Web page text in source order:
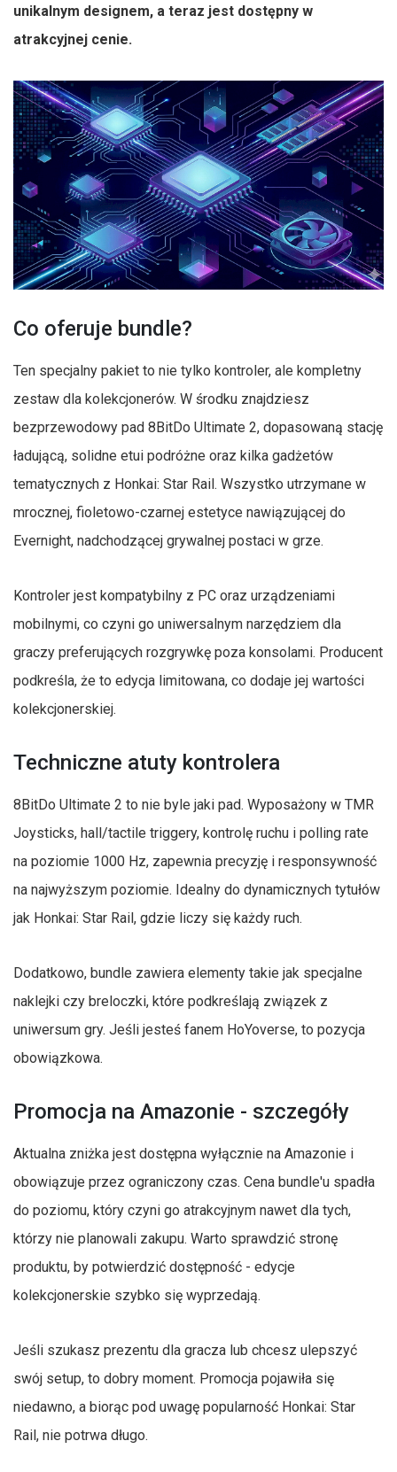
unikalnym designem, a teraz jest dostępny w
atrakcyjnej cenie.
Co oferuje bundle?
Ten specjalny pakiet to nie tylko kontroler, ale kompletny
zestaw dla kolekcjonerów. W środku znajdziesz
bezprzewodowy pad 8BitDo Ultimate 2, dopasowaną stację
ładującą, solidne etui podróżne oraz kilka gadżetów
tematycznych z Honkai: Star Rail. Wszystko utrzymane w
mrocznej, fioletowo-czarnej estetyce nawiązującej do
Evernight, nadchodzącej grywalnej postaci w grze.
Kontroler jest kompatybilny z PC oraz urządzeniami
mobilnymi, co czyni go uniwersalnym narzędziem dla
graczy preferujących rozgrywkę poza konsolami. Producent
podkreśla, że to edycja limitowana, co dodaje jej wartości
kolekcjonerskiej.
Techniczne atuty kontrolera
8BitDo Ultimate 2 to nie byle jaki pad. Wyposażony w TMR
Joysticks, hall/tactile triggery, kontrolę ruchu i polling rate
na poziomie 1000 Hz, zapewnia precyzję i responsywność
na najwyższym poziomie. Idealny do dynamicznych tytułów
jak Honkai: Star Rail, gdzie liczy się każdy ruch.
Dodatkowo, bundle zawiera elementy takie jak specjalne
naklejki czy breloczki, które podkreślają związek z
uniwersum gry. Jeśli jesteś fanem HoYoverse, to pozycja
obowiązkowa.
Promocja na Amazonie - szczegóły
Aktualna zniżka jest dostępna wyłącznie na Amazonie i
obowiązuje przez ograniczony czas. Cena bundle'u spadła
do poziomu, który czyni go atrakcyjnym nawet dla tych,
którzy nie planowali zakupu. Warto sprawdzić stronę
produktu, by potwierdzić dostępność - edycje
kolekcjonerskie szybko się wyprzedają.
Jeśli szukasz prezentu dla gracza lub chcesz ulepszyć
swój setup, to dobry moment. Promocja pojawiła się
niedawno, a biorąc pod uwagę popularność Honkai: Star
Rail, nie potrwa długo.